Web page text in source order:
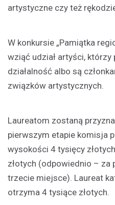
artystyczne czy też
W konkursie „Pamiątka
wziąć udział artyści, którzy
działalność albo są
związków artystycznych.
Laureatom zostaną
pierwszym etapie komisja
wysokości 4 tysięcy
złotych (odpowiednio – za
trzecie miejsce). Laureat
otrzyma 4 tysiące złotych.